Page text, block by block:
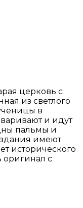
церковь с
из светлого
в
и идут
пальмы и
здания имеют
исторического
оригинал с